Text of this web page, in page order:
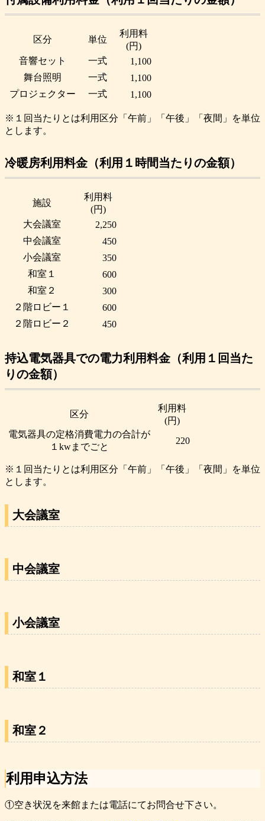
区分 単位
利用料
(円)
音響セット
一式
1,100
舞台照明
一式
1,100
プロジェクター
一式 1,100
※１回当たりとは利用区分「午前」「午後」「夜間」を単位
とします。
冷暖房利用料金（利用１時間当たりの金額）
施設
利用料
(円)
大会議室
2,250
中会議室
450
小会議室
350
和室１
600
和室２
300
２階ロビー１
600
２階ロビー２
450
持込電気器具での電力利用料金（利用１回当た
りの金額）
区分
利用料
(円)
電気器具の定格消費電力の合計が
１kwまでごと
220
※１回当たりとは利用区分「午前」「午後」「夜間」を単位
とします。
大会議室
中会議室
小会議室
和室１
和室２
利用申込方法
①空き状況を来館または電話にてお問合せ下さい。